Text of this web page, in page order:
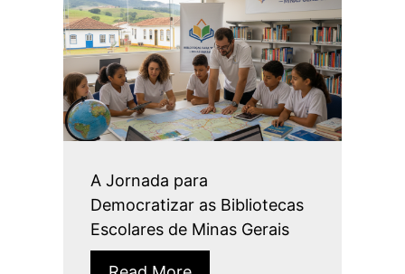
A Jornada para
Democratizar as Bibliotecas
Escolares de Minas Gerais